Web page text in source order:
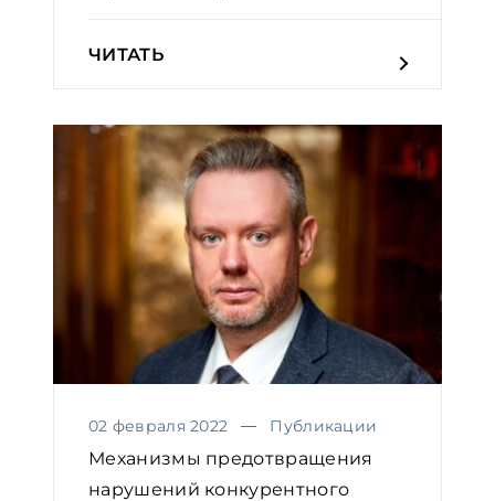
ЧИТАТЬ
02 февраля 2022 Публикации
Механизмы предотвращения
нарушений конкурентного